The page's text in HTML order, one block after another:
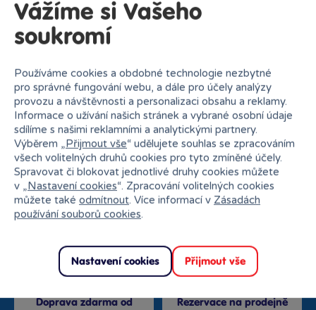
Proč nakupovat v Bambuli?
Nejširší sortiment na
trhu
27 kamenných prodejen
Doprava zdarma od
Rezervace na prodejně
Vážíme si Vašeho
soukromí
Používáme cookies a obdobné technologie nezbytné
pro správné fungování webu, a dále pro účely analýzy
provozu a návštěvnosti a personalizaci obsahu a reklamy.
Informace o užívání našich stránek a vybrané osobní údaje
sdílíme s našimi reklamními a analytickými partnery.
Výběrem „Přijmout vše“ udělujete souhlas se zpracováním
všech volitelných druhů cookies pro tyto zmíněné účely.
Spravovat či blokovat jednotlivé druhy cookies můžete
v „Nastavení cookies“. Zpracování volitelných cookies
můžete také odmítnout. Více informací v Zásadách
používání souborů cookies.
Nastavení cookies Přijmout vše